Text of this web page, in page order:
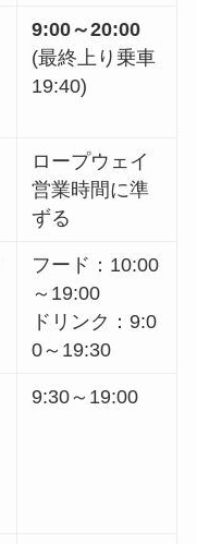
9:00～20:00
(最終上り乗車
19:40)
ロープウェイ
営業時間に準
ずる
フード： 10:00
～ 19:00
ドリンク：9:0
0～ 19:30
9:30～ 19:00